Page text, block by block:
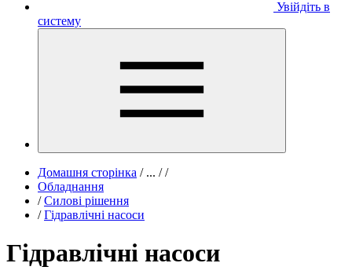
Увійдіть в
систему
Домашня сторінка /... / /
Обладнання
/ Силові рішення
/ Гідравлічні насоси
Гідравлічні насоси